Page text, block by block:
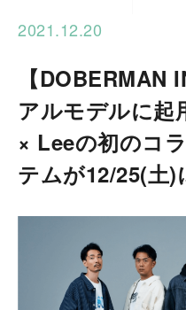
2021.12.20
【DOBERMAN
アルモデルに起
× Leeの初のコ
テムが12/25(土)